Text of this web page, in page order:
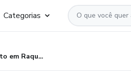
Categorias
Tratamento em Raquetes de Beach Tennis com Materiais Simples